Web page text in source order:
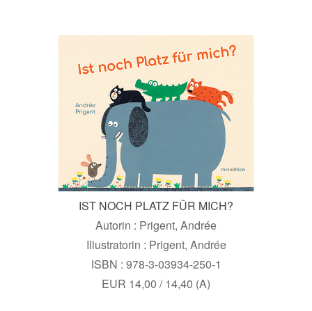
IST NOCH PLATZ FÜR MICH?
Autorin : Prigent, Andrée
Illustratorin : Prigent, Andrée
ISBN : 978-3-03934-250-1
EUR 14,00 / 14,40 (A)